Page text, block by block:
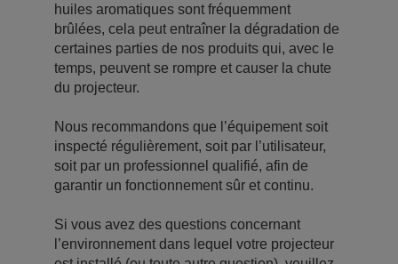
huiles aromatiques sont fréquemment
brûlées, cela peut entraîner la dégradation de
certaines parties de nos produits qui, avec le
temps, peuvent se rompre et causer la chute
du projecteur.
Nous recommandons que l’équipement soit
inspecté régulièrement, soit par l’utilisateur,
soit par un professionnel qualifié, afin de
garantir un fonctionnement sûr et continu.
Si vous avez des questions concernant
l’environnement dans lequel votre projecteur